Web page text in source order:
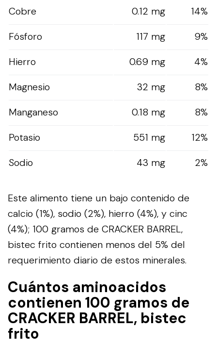
Cobre 0.12 mg
14%
Fósforo
117 mg
9%
Hierro
0.69 mg
4%
Magnesio
32 mg
8%
Manganeso
0.18 mg
8%
Potasio
551 mg
12%
Sodio
43 mg 2%
Este alimento tiene un bajo contenido de
calcio (1%), sodio (2%), hierro (4%), y cinc
(4%); 100 gramos de CRACKER BARREL,
bistec frito contienen menos del 5% del
requerimiento diario de estos minerales.
Cuántos aminoacidos
contienen 100 gramos de
CRACKER BARREL, bistec
frito